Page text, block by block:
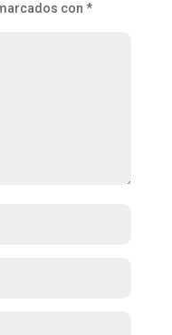
con *